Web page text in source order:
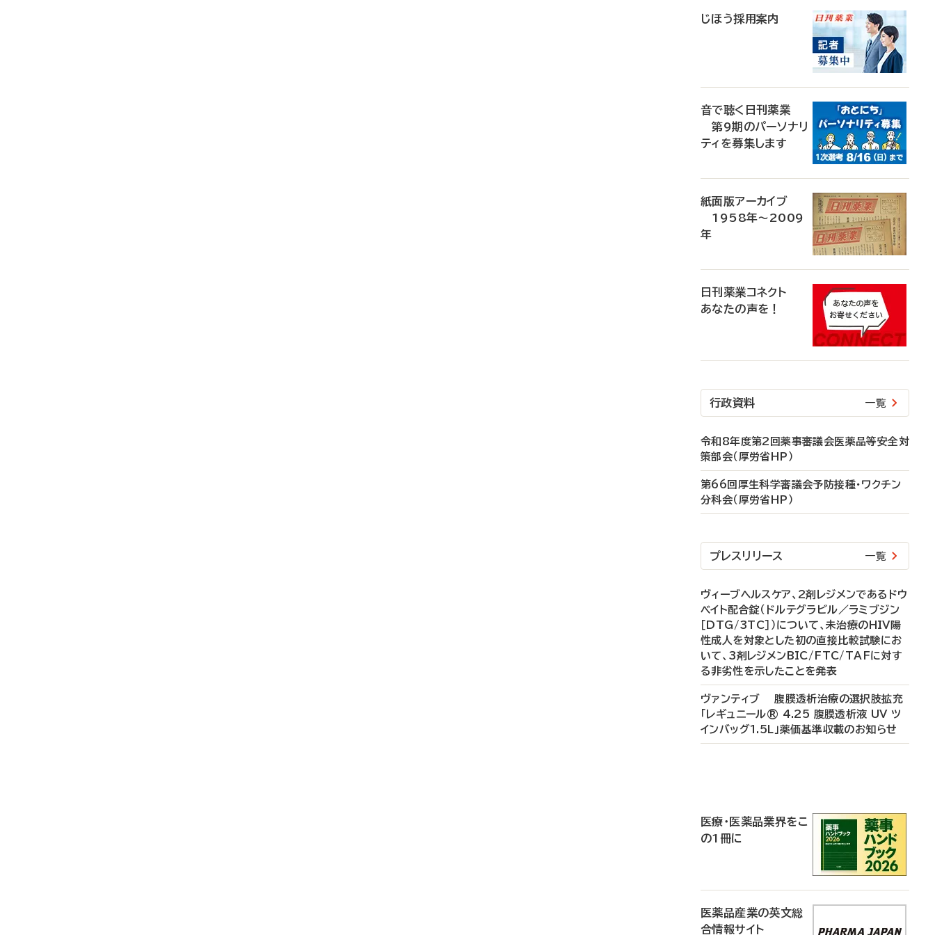
じほう採用案内
音で聴く日刊薬業
第9期のパーソナリ
ティを募集します
紙面版アーカイブ
1958年～2009
年
日刊薬業コネクト
あなたの声を！
行政資料 一覧
令和8年度第2回薬事審議会医薬品等安全対
策部会（厚労省HP）
第66回厚生科学審議会予防接種・ワクチン
分科会（厚労省HP）
プレスリリース 一覧
ヴィーブヘルスケア、2剤レジメンであるドウ
ベイト配合錠（ドルテグラビル／ラミブジン
［DTG/3TC］）について、未治療のHIV陽
性成人を対象とした初の直接比較試験にお
いて、3剤レジメンBIC/FTC/TAFに対す
る非劣性を示したことを発表
ヴァンティブ 腹膜透析治療の選択肢拡充
「レギュニール® 4.25 腹膜透析液 UV ツ
インバッグ1.5L」薬価基準収載のお知らせ
医療・医薬品業界をこ
の1冊に
医薬品産業の英文総
合情報サイト